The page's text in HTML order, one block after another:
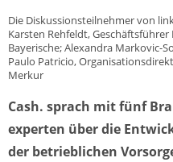
Die Diskussionsteilnehmer von
Karsten Rehfeldt,
Bayerische; Alexandra Markovic-
Paulo Patricio,
Merkur
Cash. sprach mit fünf
experten über die
der betrieblichen